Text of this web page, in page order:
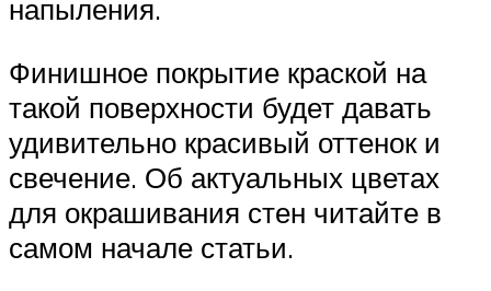
напыления.
Финишное покрытие краской на
такой поверхности будет давать
удивительно красивый оттенок и
свечение. Об актуальных цветах
для окрашивания стен читайте в
самом начале статьи.